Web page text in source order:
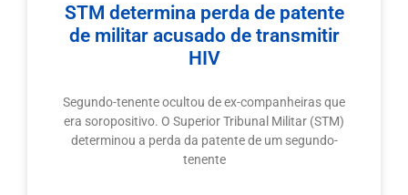
STM determina perda de patente
de militar acusado de transmitir
HIV
Segundo-tenente ocultou de ex-companheiras que
era soropositivo. O Superior Tribunal Militar (STM)
determinou a perda da patente de um segundo-
tenente